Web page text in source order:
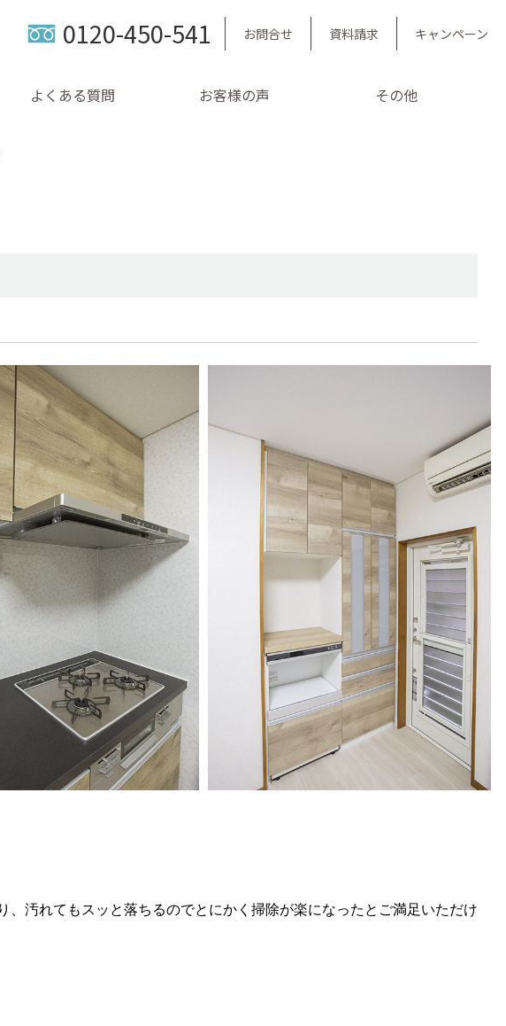
0120-450-541 お問合せ 資料請求 キャンペーン
よくある質問 お客様の声 その他
汚れてもスッと落ちるのでとにかく掃除が楽になったとご満足いただけ